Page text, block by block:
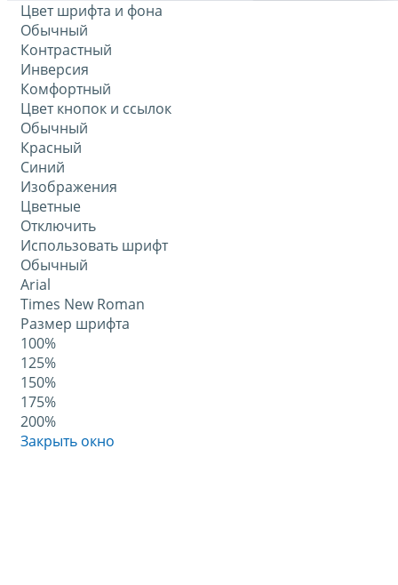
Цвет шрифта и фона
Обычный
Контрастный
Инверсия
Комфортный
Цвет кнопок и ссылок
Обычный
Красный
Синий
Изображения
Цветные
Отключить
Использовать шрифт
Обычный
Arial
Times New Roman
Размер шрифта
100%
125%
150%
175%
200%
Закрыть окно